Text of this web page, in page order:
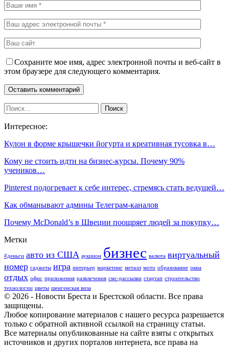
Сохраните мое имя, адрес электронной почты и веб-сайт в
этом браузере для следующего комментария.
Интересное:
Кулон в форме крышечки йогурта и креативная тусовка в…
Кому не стоить идти на бизнес-курсы. Почему 90%
учеников…
Pinterest подогревает к себе интерес, стремясь стать ведущей…
Как обманывают админы Телеграм-каналов
Почему McDonald’s в Швеции поощряет людей за покупку…
Метки
#деньги авто из США аукцион бизнес валюта виртуальный
номер гаджеты игра интерьер маркетинг металл мото образование окна
отдых офис приложения развлечения смс-рассылки стартап строительство
технологии цветы шенгенская виза
© 2026 - Новости Бреста и Брестской области. Все права
защищены.
Любое копирование материалов с нашего ресурса разрешается
только с обратной активной ссылкой на страницу статьи.
Все материалы опубликованные на сайте взяты с открытых
источников и других порталов интернета, все права на